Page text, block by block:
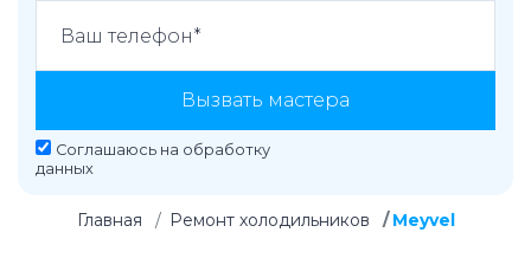
Вызвать мастера
Соглашаюсь на обработку
данных
Главная Ремонт холодильников Meyvel